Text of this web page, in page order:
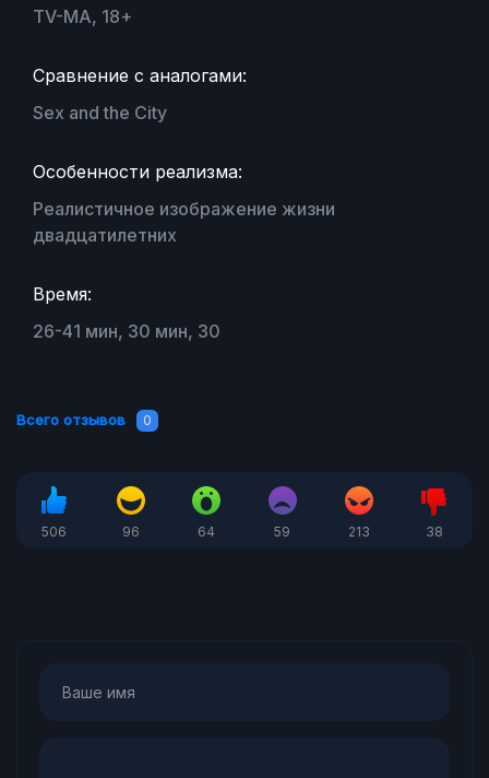
TV-MA, 18+
Сравнение с аналогами:
Sex and the City
Особенности реализма:
Реалистичное изображение жизни
двадцатилетних
Время:
26-41 мин, 30 мин, 30
Всего отзывов 0
506 96 64 59 213 38